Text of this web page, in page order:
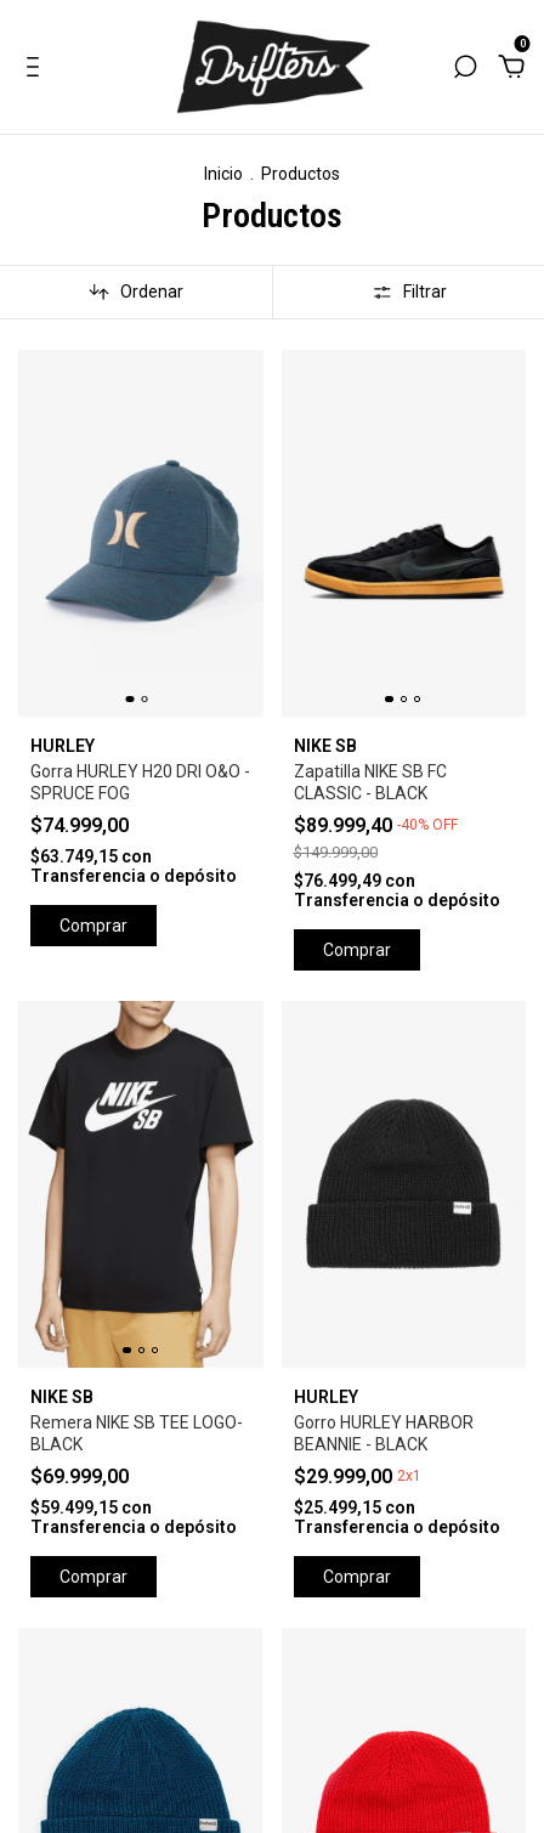
0
Inicio Productos
Productos
Ordenar Filtrar
HURLEY
Gorra HURLEY H20 DRI O&O -
SPRUCE FOG
$74.999,00
$63.749,15 con
Transferencia o depósito
Comprar
NIKE SB
Zapatilla NIKE SB FC
CLASSIC - BLACK
$89.999,40 -40% OFF
$149.999,00
$76.499,49 con
Transferencia o depósito
Comprar
NIKE SB
Remera NIKE SB TEE LOGO-
BLACK
$69.999,00
$59.499,15 con
Transferencia o depósito
Comprar
HURLEY
Gorro HURLEY HARBOR
BEANNIE - BLACK
$29.999,00 2x1
$25.499,15 con
Transferencia o depósito
Comprar